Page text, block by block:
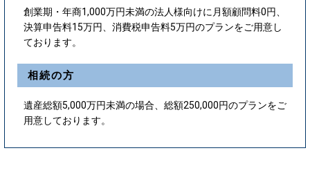
創業期・年商1,000万円未満の法人様向けに月額顧問料0円、
決算申告料15万円、消費税申告料5万円のプランをご用意し
ております。
相続の方
遺産総額5,000万円未満の場合、総額250,000円のプランをご
用意しております。